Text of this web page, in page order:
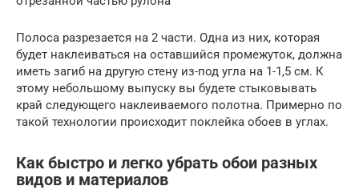
Полоса разрезается на 2 части. Одна из них, которая
будет наклеиваться на оставшийся промежуток, должна
иметь загиб на другую стену из-под угла на 1-1,5 см. К
этому небольшому выпуску вы будете стыковывать
край следующего наклеиваемого полотна. Примерно по
такой технологии происходит поклейка обоев в углах.
Как быстро и легко убрать обои разных
видов и материалов